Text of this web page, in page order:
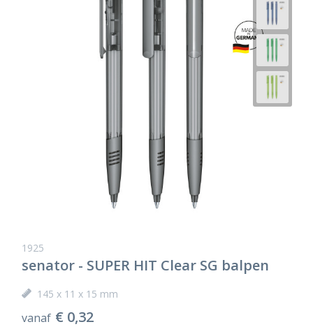
1925
senator - SUPER HIT Clear SG balpen
145 x 11 x 15 mm
vanaf € 0,32